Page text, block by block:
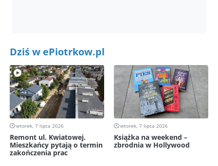
Dziś w ePiotrkow.pl
wtorek, 7 lipca 2026
Remont ul. Kwiatowej.
Mieszkańcy pytają o termin
zakończenia prac
wtorek, 7 lipca 2026
Książka na weekend –
zbrodnia w Hollywood